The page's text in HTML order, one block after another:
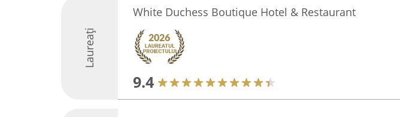
Laureați
White Duchess Boutique Hotel & Restaurant
9.4